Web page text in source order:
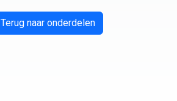
Terug naar onderdelen